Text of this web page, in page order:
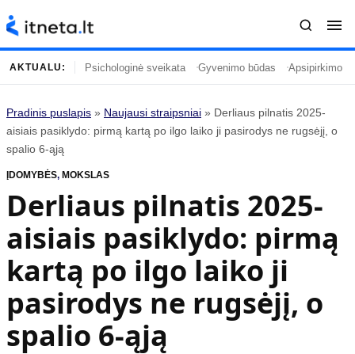
Turinys
Naujausi straipsniai
Gyvenimas
Įdomybės
Mada
Namai ir interjeras
Temos
Technologijos
Gyvenimo būdas
Vasaros mada
Tėvai ir vaikai
Populiaru
AKTUALU: Psichologinė sveikata Gyvenimo būdas Apsipirkimo
Pradinis puslapis » Naujausi straipsniai » Derliaus pilnatis 2025-
aisiais pasiklydo: pirmą kartą po ilgo laiko ji pasirodys ne rugsėjį, o
spalio 6-ąją
ĮDOMYBĖS, MOKSLAS
Derliaus pilnatis 2025-
aisiais pasiklydo: pirmą
kartą po ilgo laiko ji
pasirodys ne rugsėjį, o
spalio 6-ąją